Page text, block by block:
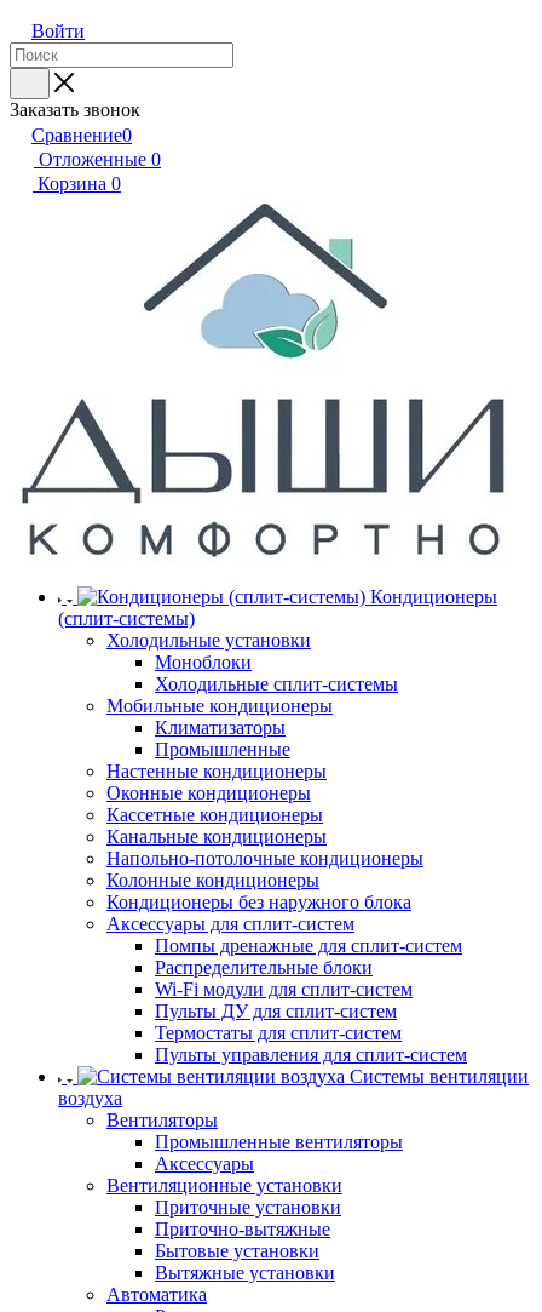
Войти
Заказать звонок
Сравнение0
Отложенные 0
Корзина 0
Кондиционеры
(сплит-системы)
Холодильные установки
Моноблоки
Холодильные сплит-системы
Мобильные кондиционеры
Климатизаторы
Промышленные
Настенные кондиционеры
Оконные кондиционеры
Кассетные кондиционеры
Канальные кондиционеры
Напольно-потолочные кондиционеры
Колонные кондиционеры
Кондиционеры без наружного блока
Аксессуары для сплит-систем
Помпы дренажные для сплит-систем
Распределительные блоки
Wi-Fi модули для сплит-систем
Пульты ДУ для сплит-систем
Термостаты для сплит-систем
Пульты управления для сплит-систем
Системы вентиляции
воздуха
Вентиляторы
Промышленные вентиляторы
Аксессуары
Вентиляционные установки
Приточные установки
Приточно-вытяжные
Бытовые установки
Вытяжные установки
Автоматика